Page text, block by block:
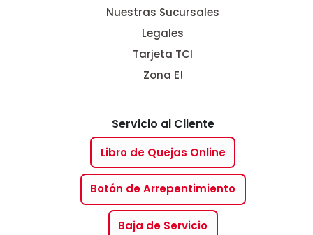
Nuestras Sucursales
Legales
Tarjeta TCI
Zona E!
Servicio al Cliente
Libro de Quejas Online
Botón de Arrepentimiento
Baja de Servicio